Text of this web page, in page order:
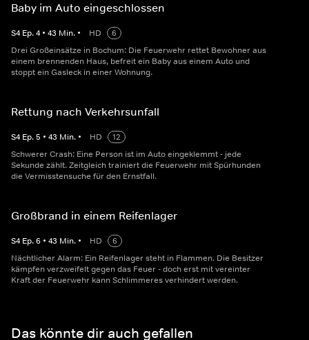
Baby im Auto eingeschlossen
S4 Ep.4 • 43 Min. • HD
6
Drei Großeinsätze in Bochum: Die Feuerwehr rettet Bewohner aus
einem brennenden Haus, befreit ein Baby aus einem Auto und
stoppt ein Gasleck in einer Wohnung.
Rettung nach Verkehrsunfall
S4 Ep.5 • 43 Min. • HD
12
Schwerer Crash: Eine Person ist im Auto eingeklemmt - jede
Sekunde zählt. Zeitgleich trainiert die Feuerwehr mit Spürhunden
die Vermisstensuche für den Ernstfall.
Großbrand in einem Reifenlager
S4 Ep.6 • 43 Min. • HD
6
Nächtlicher Alarm: Ein Reifenlager steht in Flammen. Die Besitzer
kämpfen verzweifelt gegen das Feuer - doch erst mit vereinter
Kraft der Feuerwehr kann Schlimmeres verhindert werden.
Das könnte dir auch gefallen